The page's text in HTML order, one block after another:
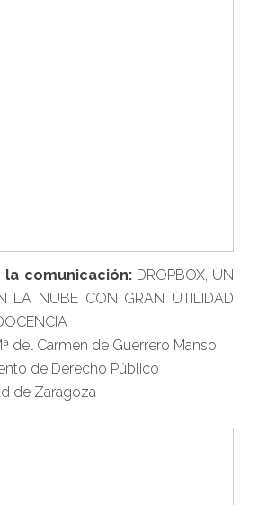
la comunicación: DROPBOX, UN
LA NUBE CON GRAN UTILIDAD
del Carmen de Guerrero Manso
de Derecho Público
de Zaragoza